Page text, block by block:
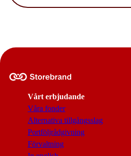
Vårt erbjudande
Våra fonder
Alternativa tillgångsslag
Portföljrådgivning
Förvaltning